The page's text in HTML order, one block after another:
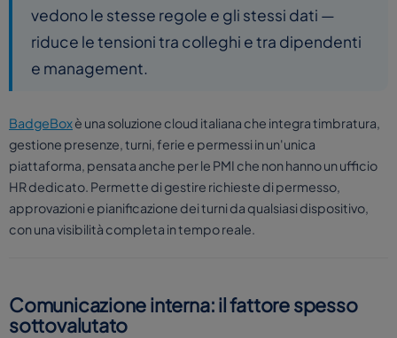
vedono le stesse regole e gli stessi dati —
riduce le tensioni tra colleghi e tra dipendenti
e management.
BadgeBoxè una soluzione cloud italiana che integra timbratura,
gestione presenze, turni, ferie e permessi in un'unica
piattaforma, pensata anche per le PMI che non hanno un ufficio
HR dedicato. Permette di gestire richieste di permesso,
approvazioni e pianificazione dei turni da qualsiasi dispositivo,
con una visibilità completa in tempo reale.
Comunicazione interna: il fattore spesso
sottovalutato